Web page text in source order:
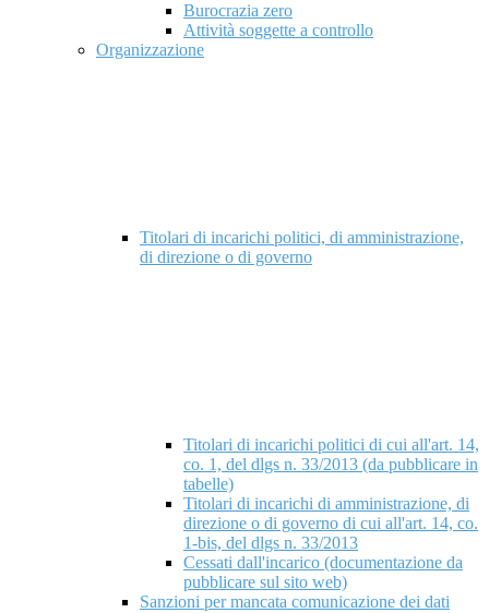
Burocrazia zero
Attività soggette a controllo
Organizzazione
Titolari di incarichi politici, di amministrazione,
di direzione o di governo
Titolari di incarichi politici di cui all'art. 14,
co. 1, del dlgs n. 33/2013 (da pubblicare in
tabelle)
Titolari di incarichi di amministrazione, di
direzione o di governo di cui all'art. 14, co.
1-bis, del dlgs n. 33/2013
Cessati dall'incarico (documentazione da
pubblicare sul sito web)
Sanzioni per mancata comunicazione dei dati